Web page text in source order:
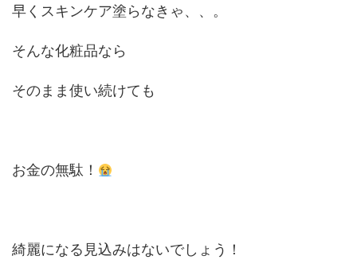
早くスキンケア塗らなきゃ、、。
そんな化粧品なら
そのまま使い続けても
お金の無駄！
綺麗になる見込みはないでしょう！